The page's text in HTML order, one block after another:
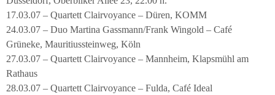
17.03.07 – Quartett Clairvoyance – Düren, KOMM
24.03.07 – Duo Martina Gassmann/Frank Wingold – Café
Grüneke, Mauritiussteinweg, Köln
27.03.07 – Quartett Clairvoyance – Mannheim, Klapsmühl am
Rathaus
28.03.07 – Quartett Clairvoyance – Fulda, Café Ideal